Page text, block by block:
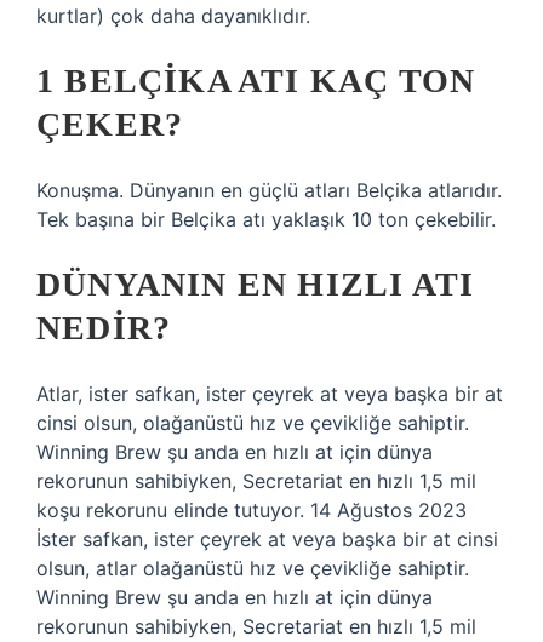
kurtlar) çok daha dayanıklıdır.
1 BELÇIKA ATI KAÇ TON
ÇEKER?
Konuşma. Dünyanın en güçlü atları Belçika atlarıdır.
Tek başına bir Belçika atı yaklaşık 10 ton çekebilir.
DÜNYANIN EN HIZLI ATI
NEDIR?
Atlar, ister safkan, ister çeyrek at veya başka bir at
cinsi olsun, olağanüstü hız ve çevikliğe sahiptir.
Winning Brew şu anda en hızlı at için dünya
rekorunun sahibiyken, Secretariat en hızlı 1,5 mil
koşu rekorunu elinde tutuyor. 14 Ağustos 2023
İster safkan, ister çeyrek at veya başka bir at cinsi
olsun, atlar olağanüstü hız ve çevikliğe sahiptir.
Winning Brew şu anda en hızlı at için dünya
rekorunun sahibiyken, Secretariat en hızlı 1,5 mil